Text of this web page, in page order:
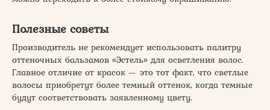
Полезные советы
Производитель не рекомендует использовать палитру
оттеночных бальзамов «Эстель» для осветления волос.
Главное отличие от красок — это тот факт, что светлые
волосы приобретут более темный оттенок, когда темные
будут соответствовать заявленному цвету.